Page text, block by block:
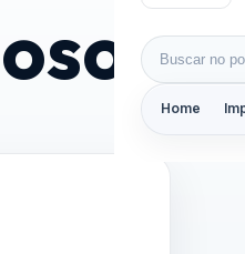
Buscar por:
Home